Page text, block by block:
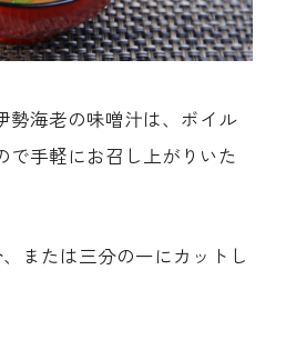
勢海老の味噌汁は、ボイル
で手軽にお召し上がりいた
または三分の一にカットし